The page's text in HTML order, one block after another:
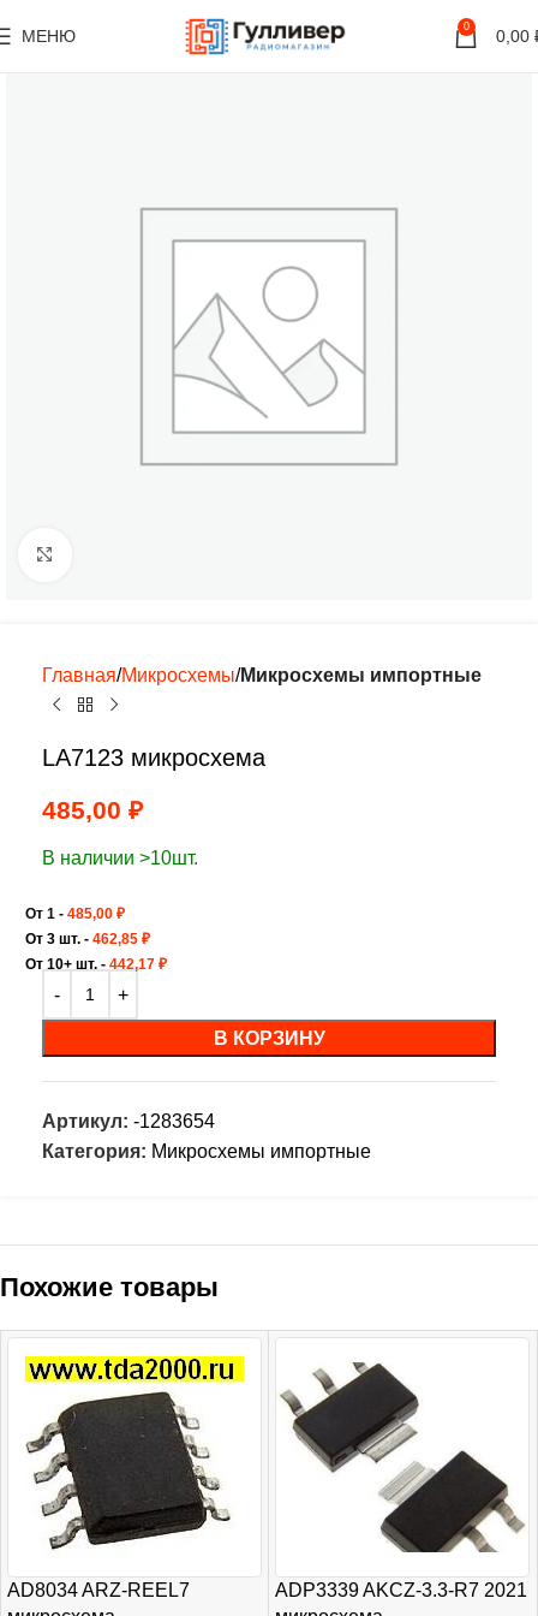
МЕНЮ 0 0,00
Главная Микросхемы Микросхемы импортные
LA7123 микросхема
485,00 ₽
В наличии >10шт.
От 1 - 485,00 ₽
От 3 шт. - 462,85 ₽
От 10+ шт. - 442,17 ₽
В КОРЗИНУ
Артикул: -1283654
Категория: Микросхемы импортные
Похожие товары
AD8034 ARZ-REEL7
ADP3339 AKCZ-3.3-R7 2021